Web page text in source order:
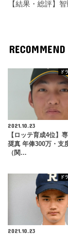
【結果・総評】
RECOMMEND
ド
2021.10.23
【ロッテ育成4位】
奨真 年俸300万・支
（関…
ド
2021.10.23